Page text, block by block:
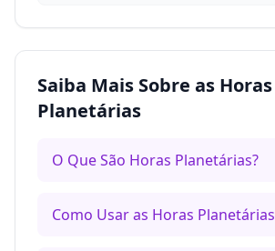
Saiba Mais Sobre as Horas
Planetárias
O Que São Horas Planetárias?
Como Usar as Horas Planetárias